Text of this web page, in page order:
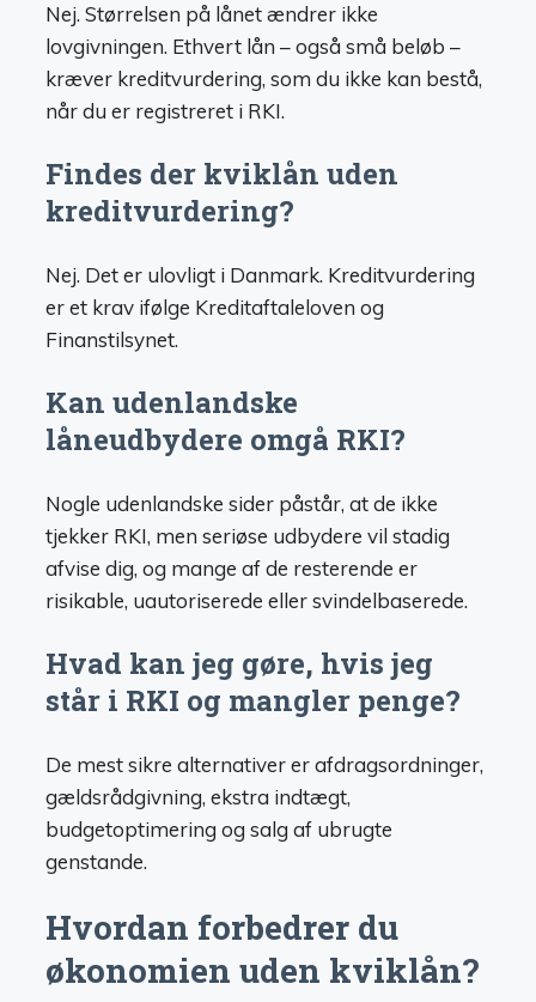
Nej. Størrelsen på lånet ændrer ikke
lovgivningen. Ethvert lån – også små beløb –
kræver kreditvurdering, som du ikke kan bestå,
når du er registreret i RKI.
Findes der kviklån uden
kreditvurdering?
Nej. Det er ulovligt i Danmark. Kreditvurdering
er et krav ifølge Kreditaftaleloven og
Finanstilsynet.
Kan udenlandske
låneudbydere omgå RKI?
Nogle udenlandske sider påstår, at de ikke
tjekker RKI, men seriøse udbydere vil stadig
afvise dig, og mange af de resterende er
risikable, uautoriserede eller svindelbaserede.
Hvad kan jeg gøre, hvis jeg
står i RKI og mangler penge?
De mest sikre alternativer er afdragsordninger,
gældsrådgivning, ekstra indtægt,
budgetoptimering og salg af ubrugte
genstande.
Hvordan forbedrer du
økonomien uden kviklån?